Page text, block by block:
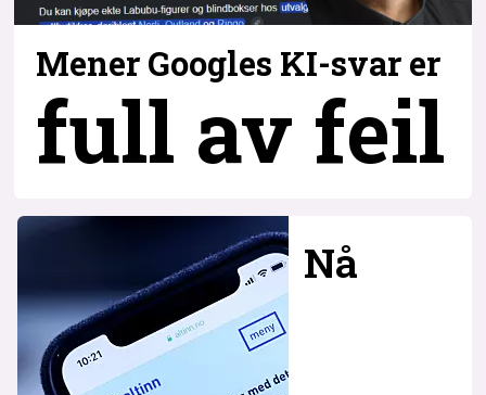
Mener Googles KI-svar er
full av feil
Nå